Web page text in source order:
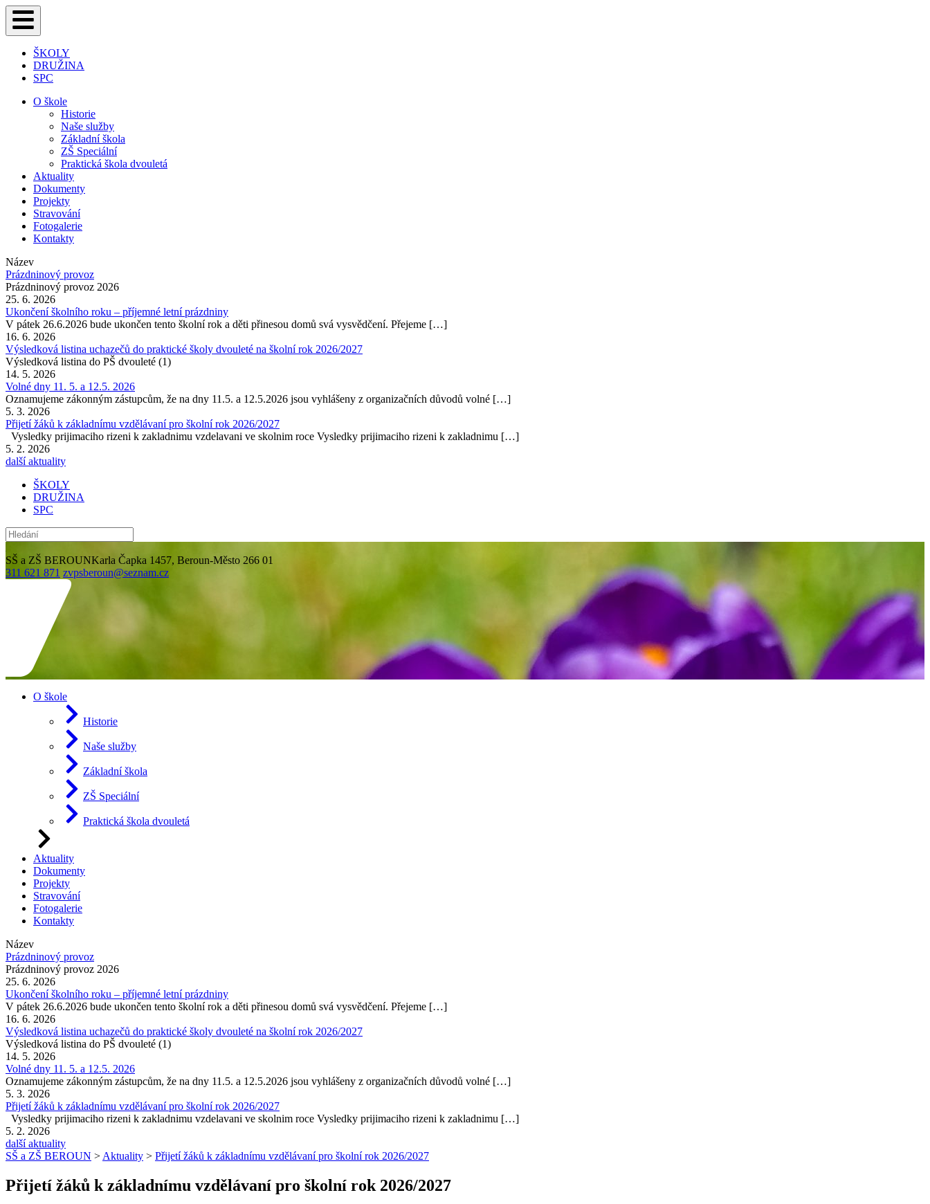
ŠKOLY
DRUŽINA
SPC
O škole
Historie
Naše služby
Základní škola
ZŠ Speciální
Praktická škola dvouletá
Aktuality
Dokumenty
Projekty
Stravování
Fotogalerie
Kontakty
Název
Prázdninový provoz
Prázdninový provoz 2026
25. 6. 2026
Ukončení školního roku – příjemné letní prázdniny
V pátek 26.6.2026 bude ukončen tento školní rok a děti přinesou domů svá vysvědčení. Přejeme […]
16. 6. 2026
Výsledková listina uchazečů do praktické školy dvouleté na školní rok 2026/2027
Výsledková listina do PŠ dvouleté (1)
14. 5. 2026
Volné dny 11. 5. a 12.5. 2026
Oznamujeme zákonným zástupcům, že na dny 11.5. a 12.5.2026 jsou vyhlášeny z organizačních důvodů volné […]
5. 3. 2026
Přijetí žáků k základnímu vzdělávaní pro školní rok 2026/2027
Vysledky prijimaciho rizeni k zakladnimu vzdelavani ve skolnim roce Vysledky prijimaciho rizeni k zakladnimu […]
5. 2. 2026
další aktuality
ŠKOLY
DRUŽINA
SPC
SŠ a ZŠ BEROUNKarla Čapka 1457, Beroun-Město 266 01
311 621 871 zvpsberoun@seznam.cz
O škole
Historie
Naše služby
Základní škola
ZŠ Speciální
Praktická škola dvouletá
Aktuality
Dokumenty
Projekty
Stravování
Fotogalerie
Kontakty
Název
Prázdninový provoz
Prázdninový provoz 2026
25. 6. 2026
Ukončení školního roku – příjemné letní prázdniny
V pátek 26.6.2026 bude ukončen tento školní rok a děti přinesou domů svá vysvědčení. Přejeme […]
16. 6. 2026
Výsledková listina uchazečů do praktické školy dvouleté na školní rok 2026/2027
Výsledková listina do PŠ dvouleté (1)
14. 5. 2026
Volné dny 11. 5. a 12.5. 2026
Oznamujeme zákonným zástupcům, že na dny 11.5. a 12.5.2026 jsou vyhlášeny z organizačních důvodů volné […]
5. 3. 2026
Přijetí žáků k základnímu vzdělávaní pro školní rok 2026/2027
Vysledky prijimaciho rizeni k zakladnimu vzdelavani ve skolnim roce Vysledky prijimaciho rizeni k zakladnimu […]
5. 2. 2026
další aktuality
SŠ a ZŠ BEROUN > Aktuality > Přijetí žáků k základnímu vzdělávaní pro školní rok 2026/2027
Přijetí žáků k základnímu vzdělávaní pro školní rok 2026/2027